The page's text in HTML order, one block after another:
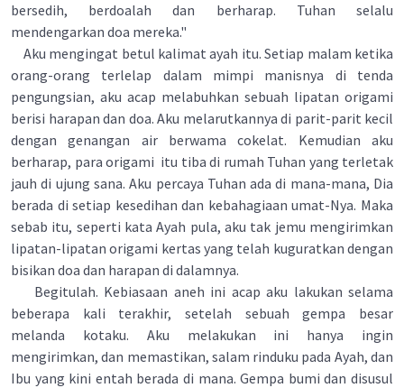
bersedih, berdoalah dan berharap. Tuhan selalu
mendengarkan doa mereka."
Aku mengingat betul kalimat ayah itu. Setiap malam ketika
orang-orang terlelap dalam mimpi manisnya di tenda
pengungsian, aku acap melabuhkan sebuah lipatan origami
berisi harapan dan doa. Aku melarutkannya di parit-parit kecil
dengan genangan air berwama cokelat. Kemudian aku
berharap, para origami itu tiba di rumah Tuhan yang terletak
jauh di ujung sana. Aku percaya Tuhan ada di mana-mana, Dia
berada di setiap kesedihan dan kebahagiaan umat-Nya. Maka
sebab itu, seperti kata Ayah pula, aku tak jemu mengirimkan
lipatan-lipatan origami kertas yang telah kuguratkan dengan
bisikan doa dan harapan di dalamnya.
Begitulah. Kebiasaan aneh ini acap aku lakukan selama
beberapa kali terakhir, setelah sebuah gempa besar
melanda kotaku. Aku melakukan ini hanya ingin
mengirimkan, dan memastikan, salam rinduku pada Ayah, dan
Ibu yang kini entah berada di mana. Gempa bumi dan disusul